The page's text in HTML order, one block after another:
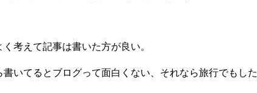
考えて記事は書いた方が良い。
いてるとブログって面白くない、それなら旅行でもした